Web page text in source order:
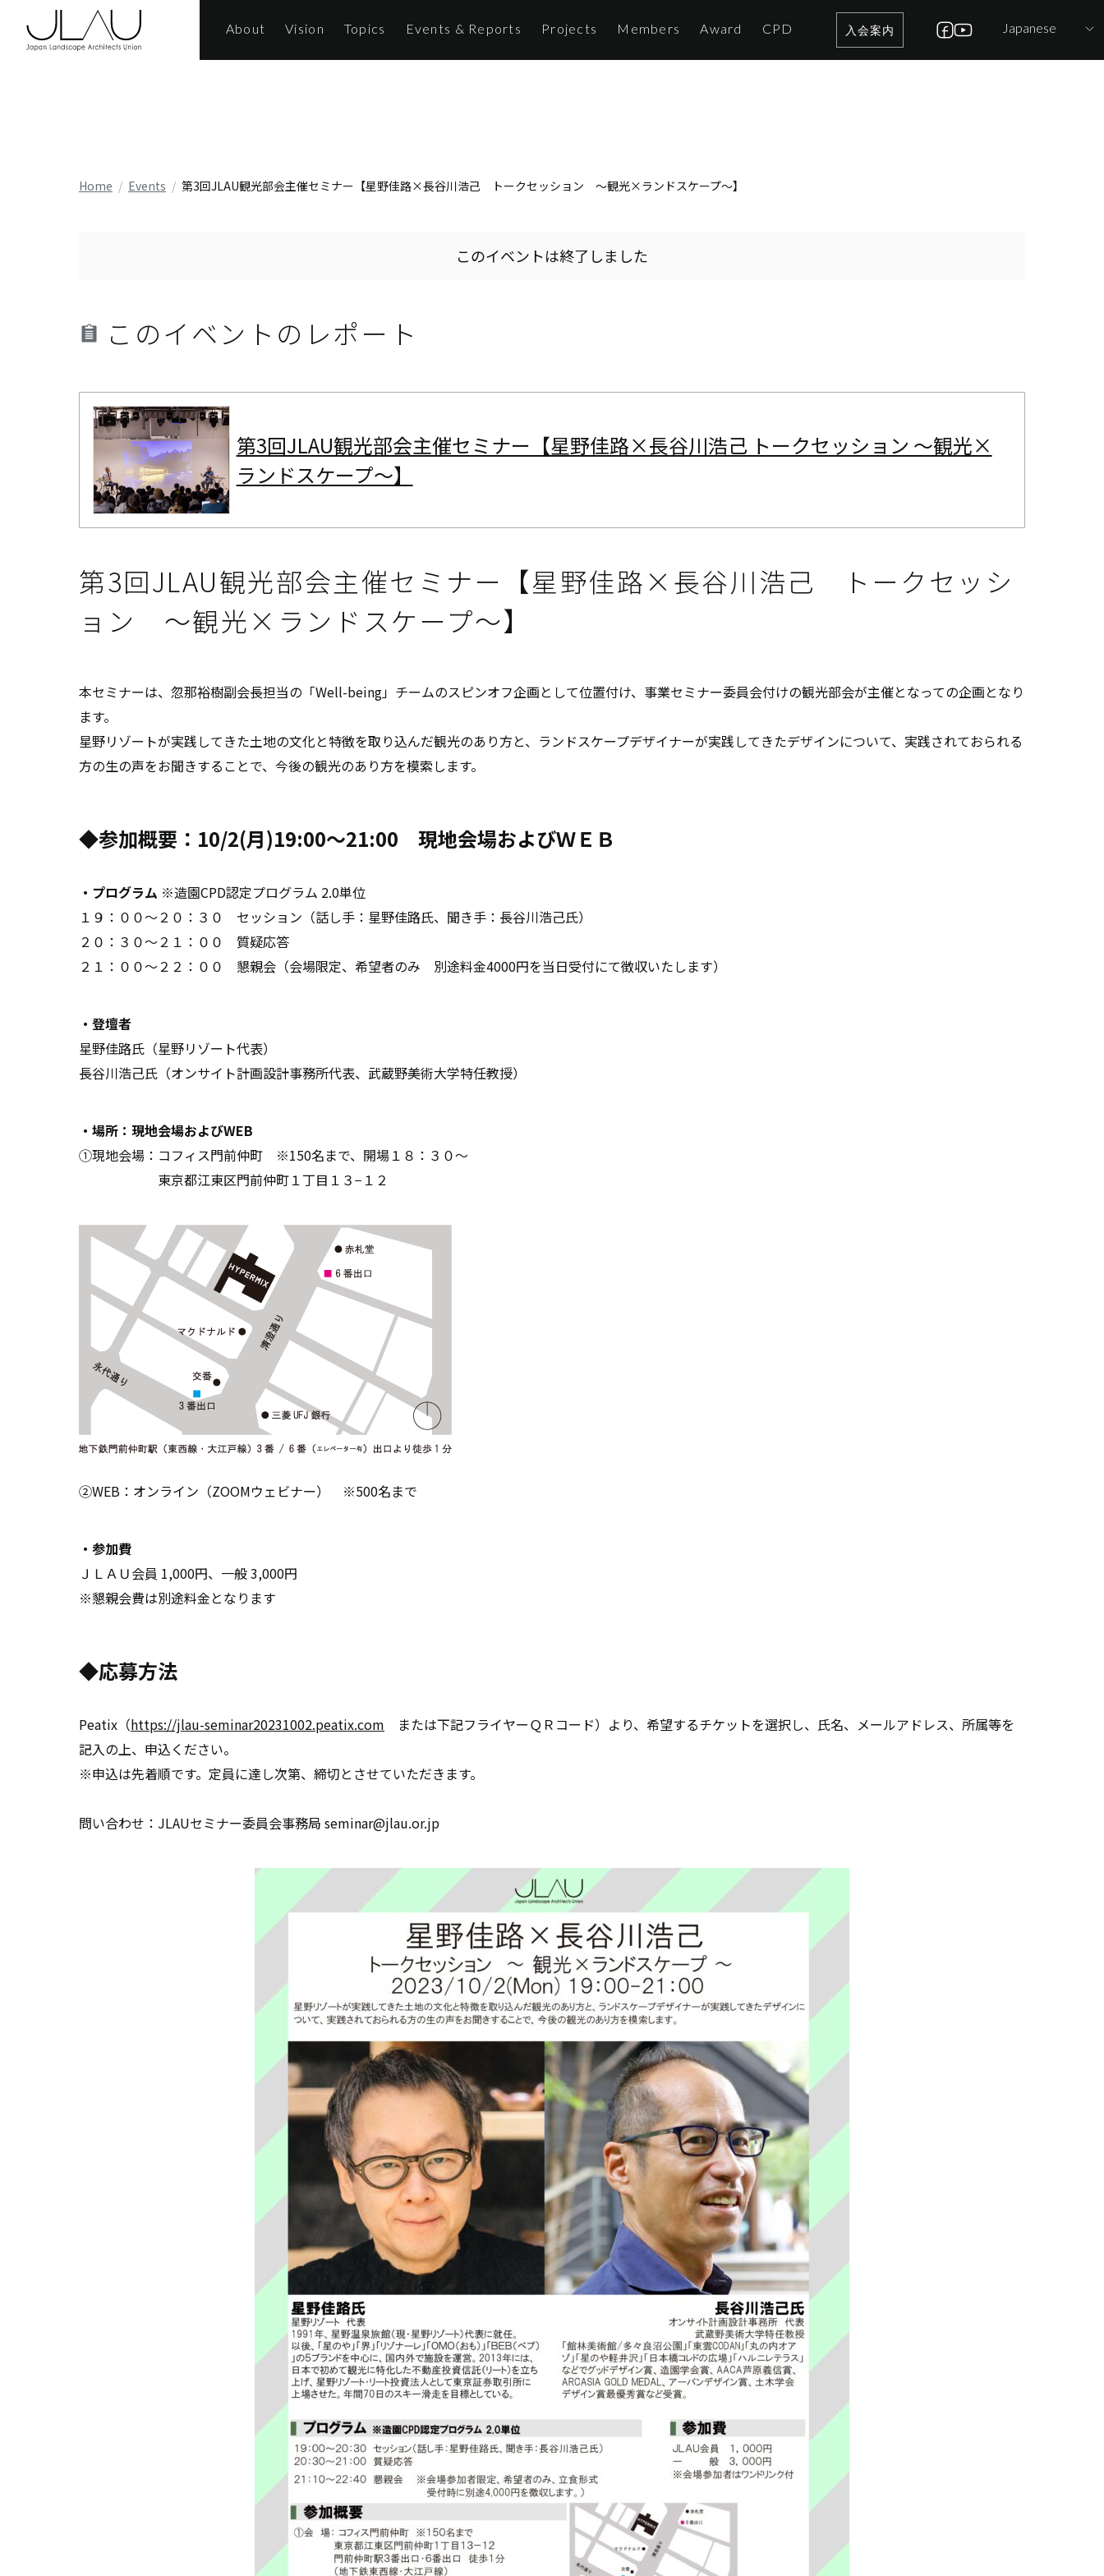
About Vision Topics Events & Reports Projects Members Award CPD 入会案内 Japanese
Home Events 第3回JLAU観光部会主催セミナー【星野佳路×長谷川浩己 トークセッション 〜観光×ランドスケープ〜】
このイベントは終了しました
このイベントのレポート
第3回JLAU観光部会主催セミナー【星野佳路×長谷川浩己 トークセッション 〜観光×
ランドスケープ〜】
第3回JLAU観光部会主催セミナー【星野佳路×長谷川浩己 トークセッシ
ョン 〜観光×ランドスケープ〜】
本セミナーは、忽那裕樹副会長担当の「Well-being」チームのスピンオフ企画として位置付け、事業セミナー委員会付けの観光部会が主催となっての企画となり
ます。
星野リゾートが実践してきた土地の文化と特徴を取り込んだ観光のあり方と、ランドスケープデザイナーが実践してきたデザインについて、実践されておられる
方の生の声をお聞きすることで、今後の観光のあり方を模索します。
◆参加概要：10/2(月)19:00〜21:00 現地会場およびＷＥＢ
・プログラム ※造園CPD認定プログラム 2.0単位
１９：００～２０：３０ セッション（話し手：星野佳路氏、聞き手：長谷川浩己氏）
２０：３０～２１：００ 質疑応答
２１：００～２２：００ 懇親会（会場限定、希望者のみ 別途料金4000円を当日受付にて徴収いたします）
・登壇者
星野佳路氏（星野リゾート代表）
長谷川浩己氏（オンサイト計画設計事務所代表、武蔵野美術大学特任教授）
・場所：現地会場およびWEB
①現地会場：コフィス門前仲町 ※150名まで、開場１８：３０～
東京都江東区門前仲町１丁目１３−１２
②WEB：オンライン（ZOOMウェビナー） ※500名まで
・参加費
ＪＬＡＵ会員 1,000円、一般 3,000円
※懇親会費は別途料金となります
◆応募方法
Peatix（https://jlau-seminar20231002.peatix.com または下記フライヤーＱＲコード）より、希望するチケットを選択し、氏名、メールアドレス、所属等を
記入の上、申込ください。
※申込は先着順です。定員に達し次第、締切とさせていただきます。
問い合わせ：JLAUセミナー委員会事務局 seminar@jlau.or.jp